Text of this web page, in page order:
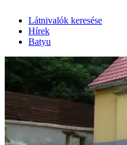
Látnivalók keresése
Hírek
Batyu